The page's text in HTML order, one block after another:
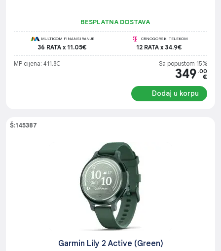
BESPLATNA DOSTAVA
MULTICOM FINANSIRANJE
36 RATA x 11.05€
CRNOGORSKI TELEKOM
12 RATA x 34.9€
MP cijena: 411.8€ Sa popustom 15%
349 .00
€
Dodaj u korpu
Š:145387
Garmin Lily 2 Active (Green)